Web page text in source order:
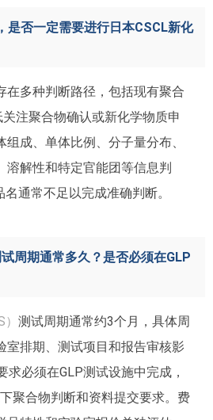
是否一定需要进行日本CSCL新化
在多种判断路径，包括现有聚合
注聚合物确认或新化学物质申
成、单体比例、分子量分布、
溶解性和特定官能团等信息判
通常不足以完成准确判断。
周期通常多久？是否必须在GLP
测试周期通常约3个月，具体周
室排期、测试项目和报告审核影
求必须在GLP测试设施中完成，
聚合物判断和资料提交要求。费